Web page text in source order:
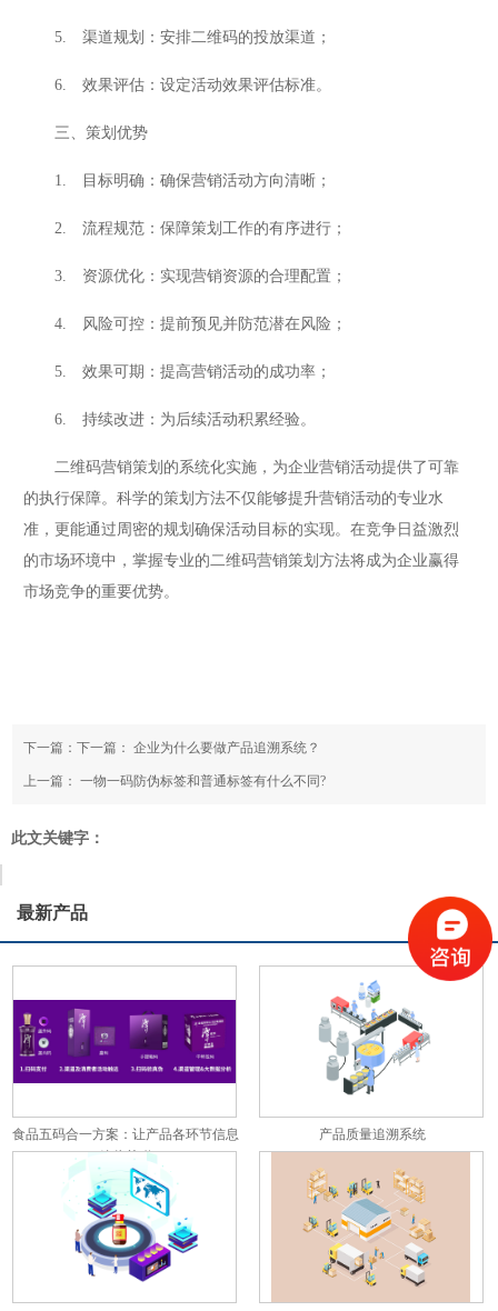
5. 渠道规划：安排二维码的投放渠道；
6. 效果评估：设定活动效果评估标准。
三、策划优势
1. 目标明确：确保营销活动方向清晰；
2. 流程规范：保障策划工作的有序进行；
3. 资源优化：实现营销资源的合理配置；
4. 风险可控：提前预见并防范潜在风险；
5. 效果可期：提高营销活动的成功率；
6. 持续改进：为后续活动积累经验。
二维码营销策划的系统化实施，为企业营销活动提供了可靠
的执行保障。科学的策划方法不仅能够提升营销活动的专业水
准，更能通过周密的规划确保活动目标的实现。在竞争日益激烈
的市场环境中，掌握专业的二维码营销策划方法将成为企业赢得
市场竞争的重要优势。
下一篇：下一篇：企业为什么要做产品追溯系统？
上一篇：一物一码防伪标签和普通标签有什么不同?
此文关键字：
最新产品
食品五码合一方案：让产品各环节信息
彼此关联
产品质量追溯系统